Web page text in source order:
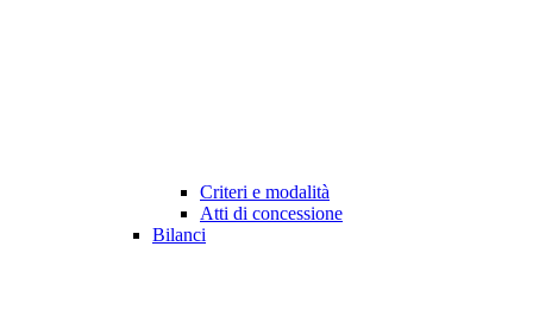
Criteri e modalità
Atti di concessione
Bilanci